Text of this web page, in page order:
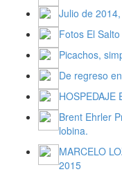
Julio de
Fotos El
Picachos,
De regreso
HOSPEDAJE
Brent Ehrler
lobina.
MARCELO
2015